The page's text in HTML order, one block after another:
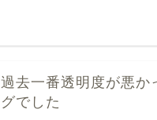
過去一番透明度が悪か
グでした